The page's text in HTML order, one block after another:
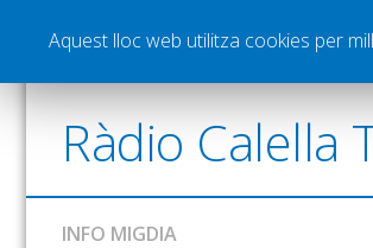
Notícies Esports Pòdcasts
Ràdio Calella
INFO MIGDIA
Aquest lloc web utilitza cookies per